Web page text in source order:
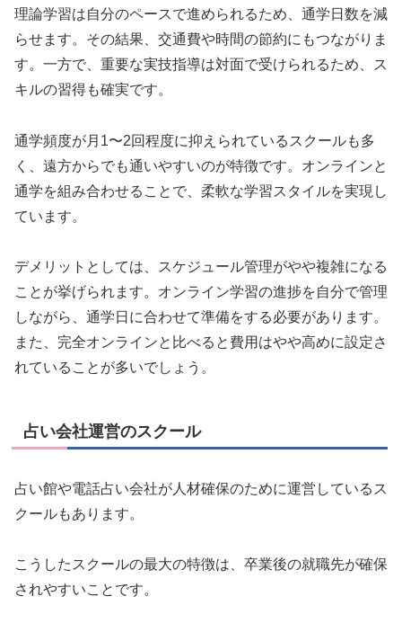
理論学習は自分のペースで進められるため、通学日数を減
らせます。その結果、交通費や時間の節約にもつながりま
す。一方で、重要な実技指導は対面で受けられるため、ス
キルの習得も確実です。
通学頻度が月1〜2回程度に抑えられているスクールも多
く、遠方からでも通いやすいのが特徴です。オンラインと
通学を組み合わせることで、柔軟な学習スタイルを実現し
ています。
デメリットとしては、スケジュール管理がやや複雑になる
ことが挙げられます。オンライン学習の進捗を自分で管理
しながら、通学日に合わせて準備をする必要があります。
また、完全オンラインと比べると費用はやや高めに設定さ
れていることが多いでしょう。
占い会社運営のスクール
占い館や電話占い会社が人材確保のために運営しているス
クールもあります。
こうしたスクールの最大の特徴は、卒業後の就職先が確保
されやすいことです。